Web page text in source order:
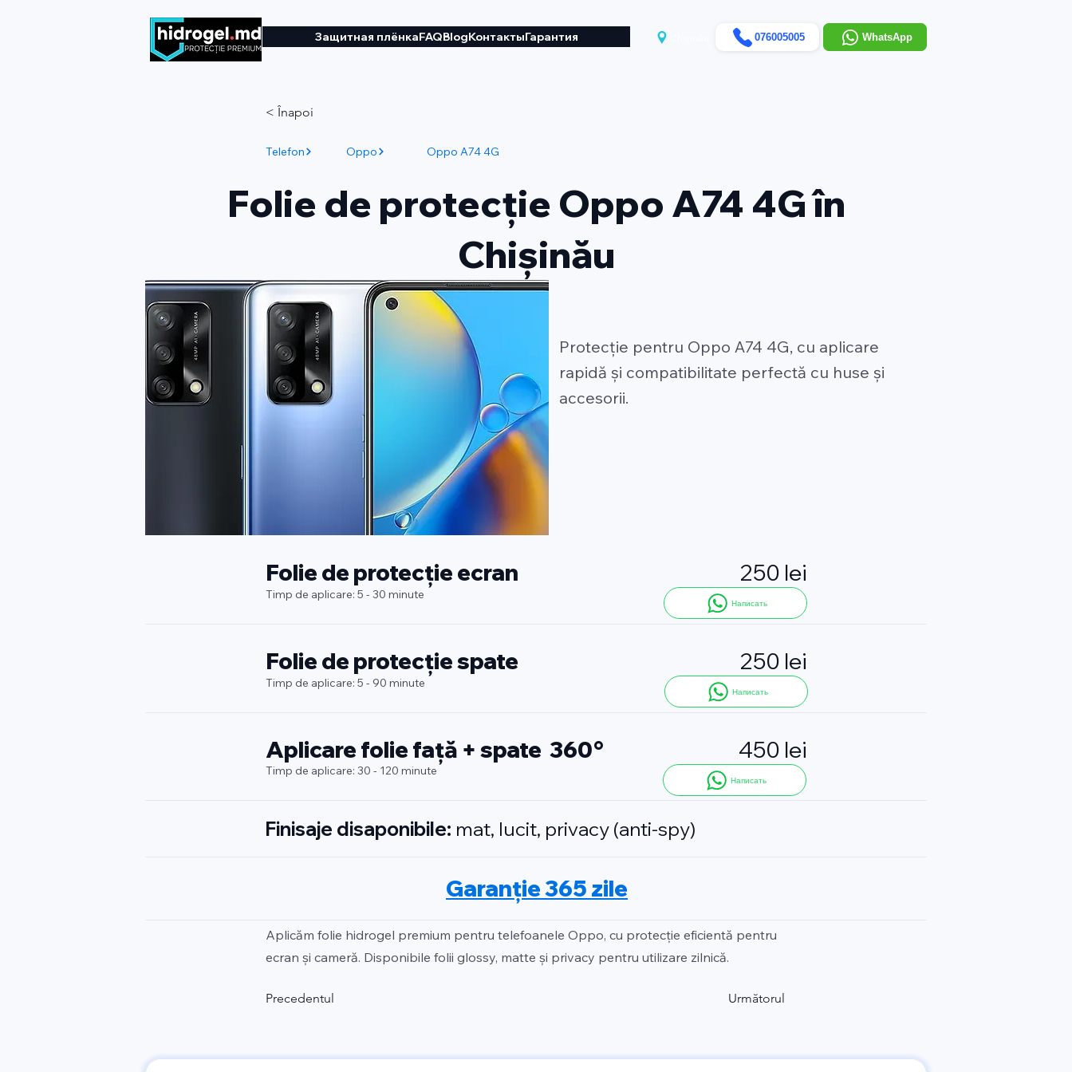
Защитная плёнкаFAQBlogКонтактыГарантия 076005005 WhatsApp
< Înapoi
Telefon Oppo Oppo A74 4G
Folie de protecție Oppo A74 4G în
Chișinău
Protecție pentru Oppo A74 4G, cu aplicare
rapidă și compatibilitate perfectă cu huse și
accesorii.
250 lei
Folie de protecție ecran
Timp de aplicare: 5 - 30 minute
Написать
250 lei
Folie de protecție spate
Timp de aplicare: 5 - 90 minute
Написать
Aplicare folie față + spate 360°
Написать
450 lei
Timp de aplicare: 30 - 120 minute
Finisaje disaponibile: mat, lucit, privacy (anti-spy)
Garanție 365 zile
Aplicăm folie hidrogel premium pentru telefoanele Oppo, cu protecție eficientă pentru
ecran și cameră. Disponibile folii glossy, matte și privacy pentru utilizare zilnică.
Precedentul Următorul